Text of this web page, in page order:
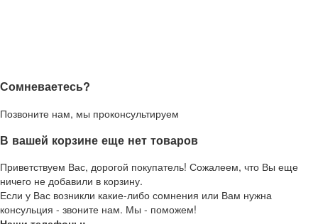
Сомневаетесь?
Позвоните нам, мы проконсультируем
В вашей корзине еще нет товаров
Приветствуем Вас, дорогой покупатель! Сожалеем, что Вы еще
ничего не добавили в корзину.
Если у Вас возникли какие-либо сомнения или Вам нужна
консульция - звоните нам. Мы - поможем!